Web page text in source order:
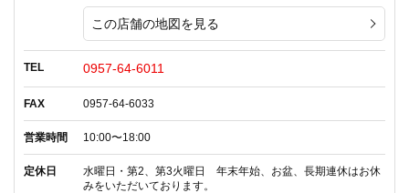
この店舗の地図を見る
TEL 0957-64-6011
FAX 0957-64-6033
営業時間 10:00〜18:00
定休日
水曜日・第2、第3火曜日 年末年始、お盆、長期連休はお休
みをいただいております。